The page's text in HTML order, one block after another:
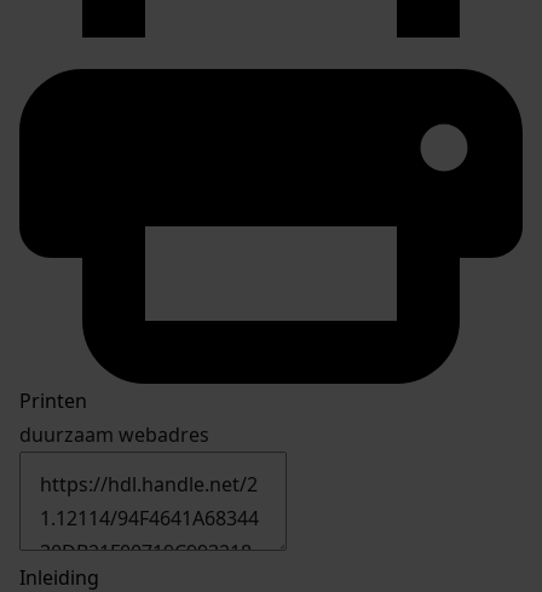
Printen
duurzaam webadres
Inleiding